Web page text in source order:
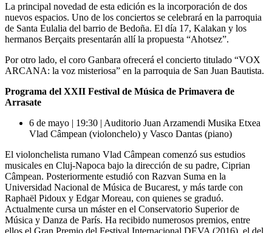
La principal novedad de esta edición es la incorporación de dos
nuevos espacios. Uno de los conciertos se celebrará en la parroquia
de Santa Eulalia del barrio de Bedoña. El día 17, Kalakan y los
hermanos Berçaits presentarán allí la propuesta “Ahotsez”.
Por otro lado, el coro Ganbara ofrecerá el concierto titulado “VOX
ARCANA: la voz misteriosa” en la parroquia de San Juan Bautista.
Programa del XXII Festival de Música de Primavera de
Arrasate
6 de mayo | 19:30 | Auditorio Juan Arzamendi Musika Etxea
Vlad Câmpean (violonchelo) y Vasco Dantas (piano)
El violonchelista rumano Vlad Câmpean comenzó sus estudios
musicales en Cluj-Napoca bajo la dirección de su padre, Ciprian
Câmpean. Posteriormente estudió con Razvan Suma en la
Universidad Nacional de Música de Bucarest, y más tarde con
Raphaël Pidoux y Edgar Moreau, con quienes se graduó.
Actualmente cursa un máster en el Conservatorio Superior de
Música y Danza de París. Ha recibido numerosos premios, entre
ellos el Gran Premio del Festival Internacional DEVA (2016), el del